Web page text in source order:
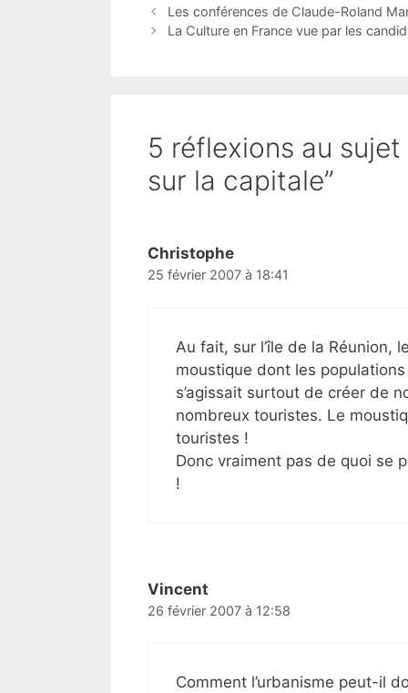
Les conférences de Claude-Roland
La Culture en France vue par les
5 réflexions au
sur la capitale”
Christophe
25 février 2007 à 18:41
Au fait, sur l’île de la Réunion,
moustique dont les
s’agissait surtout de créer de
nombreux touristes. Le
touristes !
Donc vraiment pas de quoi se
!
Vincent
26 février 2007 à 12:58
Comment l’urbanisme peut-il